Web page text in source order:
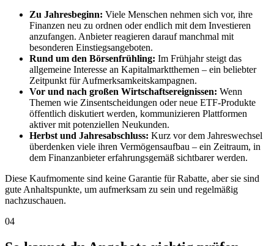
Zu Jahresbeginn: Viele Menschen nehmen sich vor, ihre
Finanzen neu zu ordnen oder endlich mit dem Investieren
anzufangen. Anbieter reagieren darauf manchmal mit
besonderen Einstiegsangeboten.
Rund um den Börsenfrühling: Im Frühjahr steigt das
allgemeine Interesse an Kapitalmarktthemen – ein beliebter
Zeitpunkt für Aufmerksamkeitskampagnen.
Vor und nach großen Wirtschaftsereignissen: Wenn
Themen wie Zinsentscheidungen oder neue ETF-Produkte
öffentlich diskutiert werden, kommunizieren Plattformen
aktiver mit potenziellen Neukunden.
Herbst und Jahresabschluss: Kurz vor dem Jahreswechsel
überdenken viele ihren Vermögensaufbau – ein Zeitraum, in
dem Finanzanbieter erfahrungsgemäß sichtbarer werden.
Diese Kaufmomente sind keine Garantie für Rabatte, aber sie sind
gute Anhaltspunkte, um aufmerksam zu sein und regelmäßig
nachzuschauen.
04